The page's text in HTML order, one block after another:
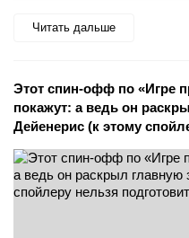
Читать дальше
Этот спин-офф по «Игре
покажут: а ведь он
Дейенерис (к этому